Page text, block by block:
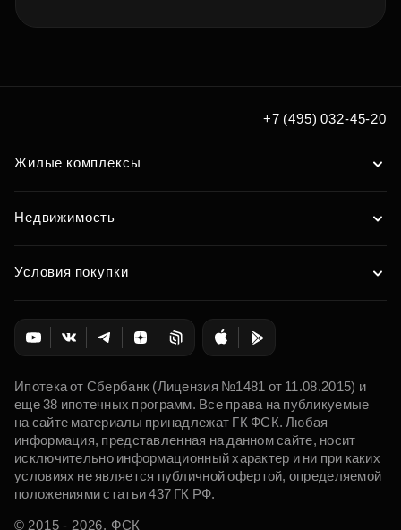
+7 (495) 032-45-20
Жилые комплексы
Недвижимость
Условия покупки
Ипотека от Сбербанк (Лицензия №1481 от 11.08.2015) и
еще 38 ипотечных программ. Все права на публикуемые
на сайте материалы принадлежат ГК ФСК. Любая
информация, представленная на данном сайте, носит
исключительно информационный характер и ни при каких
условиях не является публичной офертой, определяемой
положениями статьи 437 ГК РФ.
© 2015 - 2026. ФСК